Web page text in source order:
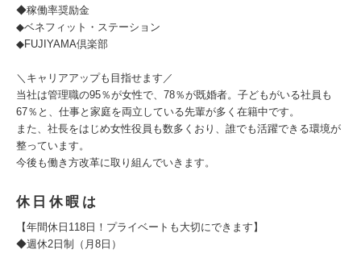
◆稼働率奨励金
◆ベネフィット・ステーション
◆FUJIYAMA倶楽部
＼キャリアアップも目指せます／
当社は管理職の95％が女性で、78％が既婚者。子どもがいる社員も
67％と、仕事と家庭を両立している先輩が多く在籍中です。
また、社長をはじめ女性役員も数多くおり、誰でも活躍できる環境が
整っています。
今後も働き方改革に取り組んでいきます。
休日休暇は
【年間休日118日！プライベートも大切にできます】
◆週休2日制（月8日）